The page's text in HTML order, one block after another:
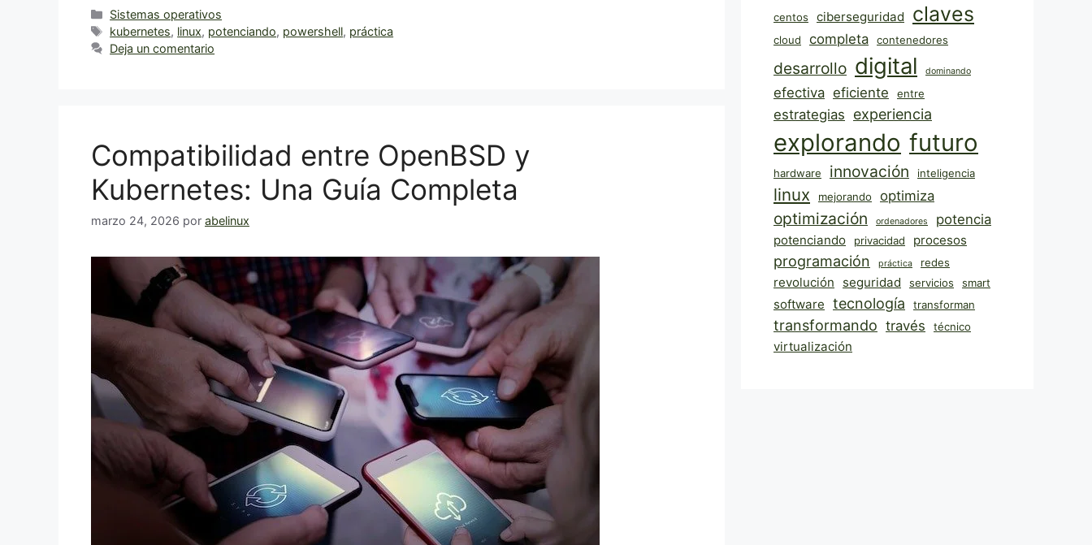
Categorías
Sistemas operativos
Etiquetas
kubernetes, linux, potenciando, powershell, práctica
Deja un comentario
Compatibilidad entre OpenBSD y
Kubernetes: Una Guía Completa
marzo 24, 2026 por abelinux
centos ciberseguridad claves
cloud completa contenedores
desarrollo digital dominando
efectiva eficiente entre
estrategias experiencia
explorando futuro
hardware innovación inteligencia
linux mejorando optimiza
optimización ordenadores potencia
potenciando privacidad procesos
programación práctica redes
revolución seguridad servicios smart
software tecnología transforman
transformando través técnico
virtualización